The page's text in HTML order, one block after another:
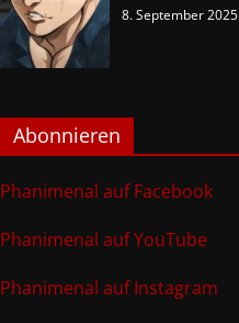
8. September 2025
Abonnieren
Phanimenal auf Facebook
Phanimenal auf YouTube
Phanimenal auf Instagram